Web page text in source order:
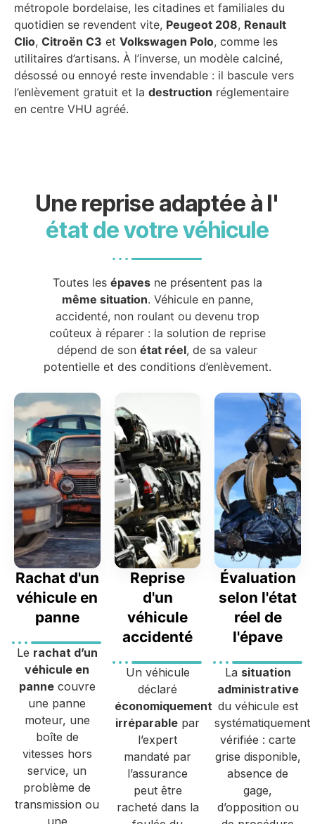
métropole bordelaise, les citadines et familiales du
quotidien se revendent vite, Peugeot 208, Renault
Clio, Citroën C3 et Volkswagen Polo, comme les
utilitaires d’artisans. À l’inverse, un modèle calciné,
désossé ou ennoyé reste invendable : il bascule vers
l’enlèvement gratuit et la destruction réglementaire
en centre VHU agréé.
Une reprise adaptée à l'
état de votre véhicule
Toutes les épavesne présentent pas la
même situation. Véhicule en panne,
accidenté, non roulant ou devenu trop
coûteux à réparer : la solution de reprise
dépend de sonétat réel, de sa valeur
potentielle et des conditions d’enlèvement.
Rachat d'un
véhicule en
panne
Le rachat d’un
véhicule en
pannecouvre
une panne
moteur, une
boîte de
vitesses hors
service, un
problème de
transmission ou
Reprise
d'un
véhicule
accidenté
Un véhicule
déclaré
économiquement
irréparable par
l’expert
mandaté par
l’assurance
peut être
racheté dans la
Évaluation
selon l'état
réel de
l'épave
La situation
administrative
du véhicule est
systématiquement
vérifiée : carte
grise disponible,
absence de
gage,
d’opposition ou